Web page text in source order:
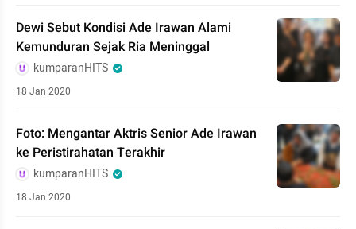
Dewi Sebut Kondisi Ade Irawan Alami
Kemunduran Sejak Ria Meninggal
kumparanHITS
18 Jan 2020
Foto: Mengantar Aktris Senior Ade Irawan
ke Peristirahatan Terakhir
kumparanHITS
18 Jan 2020